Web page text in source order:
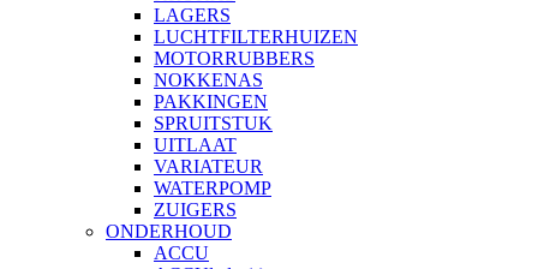
LAGERS
LUCHTFILTERHUIZEN
MOTORRUBBERS
NOKKENAS
PAKKINGEN
SPRUITSTUK
UITLAAT
VARIATEUR
WATERPOMP
ZUIGERS
ONDERHOUD
ACCU